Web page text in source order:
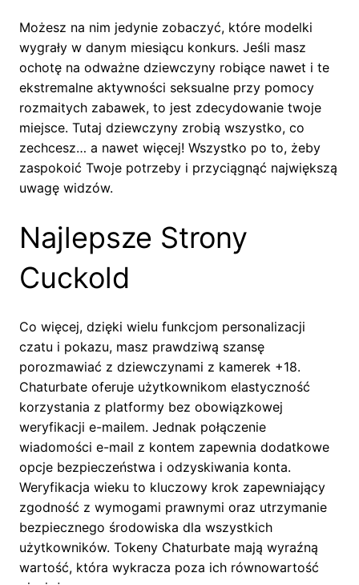
Możesz na nim jedynie zobaczyć, które modelki
wygrały w danym miesiącu konkurs. Jeśli masz
ochotę na odważne dziewczyny robiące nawet i te
ekstremalne aktywności seksualne przy pomocy
rozmaitych zabawek, to jest zdecydowanie twoje
miejsce. Tutaj dziewczyny zrobią wszystko, co
zechcesz… a nawet więcej! Wszystko po to, żeby
zaspokoić Twoje potrzeby i przyciągnąć największą
uwagę widzów.
Najlepsze Strony
Cuckold
Co więcej, dzięki wielu funkcjom personalizacji
czatu i pokazu, masz prawdziwą szansę
porozmawiać z dziewczynami z kamerek +18.
Chaturbate oferuje użytkownikom elastyczność
korzystania z platformy bez obowiązkowej
weryfikacji e-mailem. Jednak połączenie
wiadomości e-mail z kontem zapewnia dodatkowe
opcje bezpieczeństwa i odzyskiwania konta.
Weryfikacja wieku to kluczowy krok zapewniający
zgodność z wymogami prawnymi oraz utrzymanie
bezpiecznego środowiska dla wszystkich
użytkowników. Tokeny Chaturbate mają wyraźną
wartość, która wykracza poza ich równowartość